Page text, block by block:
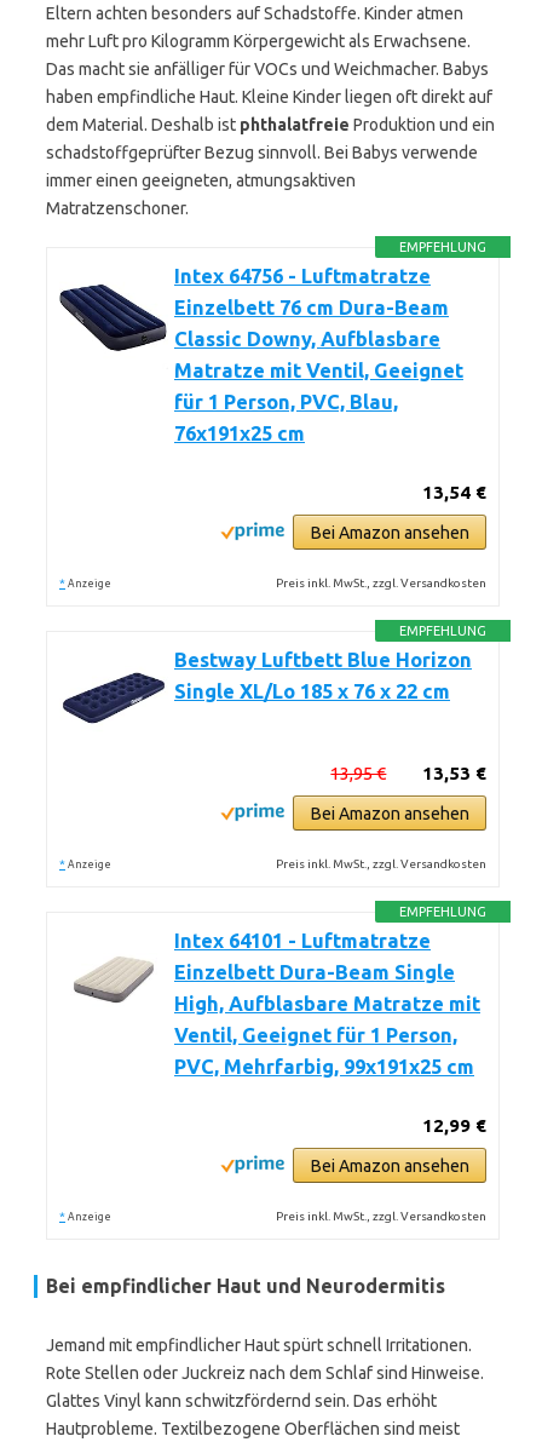
Eltern achten besonders auf Schadstoffe. Kinder atmen
mehr Luft pro Kilogramm Körpergewicht als Erwachsene.
Das macht sie anfälliger für VOCs und Weichmacher. Babys
haben empfindliche Haut. Kleine Kinder liegen oft direkt auf
dem Material. Deshalb ist phthalatfreie Produktion und ein
schadstoffgeprüfter Bezug sinnvoll. Bei Babys verwende
immer einen geeigneten, atmungsaktiven
Matratzenschoner.
EMPFEHLUNG
Intex 64756 - Luftmatratze
Einzelbett 76 cm Dura-Beam
Classic Downy, Aufblasbare
Matratze mit Ventil, Geeignet
für 1 Person, PVC, Blau,
76x191x25 cm
13,54 €
Bei Amazon ansehen
* Anzeige Preis inkl. MwSt., zzgl. Versandkosten
EMPFEHLUNG
Bestway Luftbett Blue Horizon
Single XL/Lo 185 x 76 x 22 cm
13,53 €
13,95 €
Bei Amazon ansehen
* Anzeige Preis inkl. MwSt., zzgl. Versandkosten
EMPFEHLUNG
Intex 64101 - Luftmatratze
Einzelbett Dura-Beam Single
High, Aufblasbare Matratze mit
Ventil, Geeignet für 1 Person,
PVC, Mehrfarbig, 99x191x25 cm
12,99 €
Bei Amazon ansehen
* Anzeige Preis inkl. MwSt., zzgl. Versandkosten
Bei empfindlicher Haut und Neurodermitis
Jemand mit empfindlicher Haut spürt schnell Irritationen.
Rote Stellen oder Juckreiz nach dem Schlaf sind Hinweise.
Glattes Vinyl kann schwitzfördernd sein. Das erhöht
Hautprobleme. Textilbezogene Oberflächen sind meist